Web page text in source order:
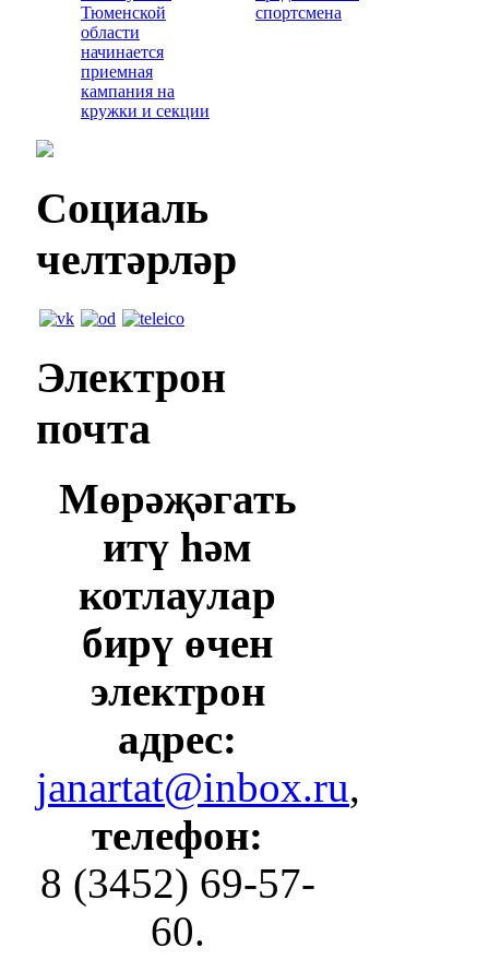
Тюменской
области
начинается
приемная
кампания на
кружки и секции
спортсмена
Социаль
челтәрләр
Электрон
почта
Мөрәҗәгать
итү һәм
котлаулар
бирү өчен
электрон
адрес:
janartat@inbox.ru,
телефон:
8 (3452) 69-57-
60.